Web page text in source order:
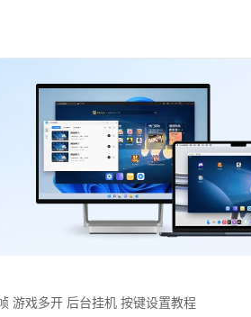
游戏多开 后台挂机 按键设置教程